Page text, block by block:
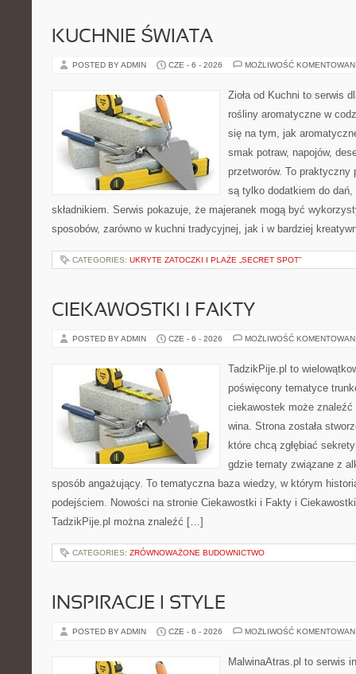
KUCHNIE ŚWIATA
POSTED BY ADMIN CZE - 6 - 2026 MOŻLIWOŚĆ
Zioła od Kuchni to serwis
rośliny aromatyczne w
się na tym, jak
smak potraw, napojów,
przetworów. To praktyczny
są tylko dodatkiem do
składnikiem. Serwis pokazuje, że majeranek mogą być
sposobów, zarówno w kuchni tradycyjnej, jak i w bardziej
CATEGORIES: UKRYTE ZATOCZKI I PLAŻE „SECRET SPOT”
CIEKAWOSTKI I FAKTY
POSTED BY ADMIN CZE - 6 - 2026 MOŻLIWOŚĆ
TadzikPije.pl to
poświęcony tematyce
ciekawostek może
wina. Strona została
które chcą zgłębiać
gdzie tematy związane z
sposób angażujący. To tematyczna baza wiedzy, w którym
podejściem. Nowości na stronie Ciekawostki i Fakty i
TadzikPije.pl można znaleźć […]
CATEGORIES: ZRÓWNOWAŻONE BUDOWNICTWO
INSPIRACJE I STYLE
POSTED BY ADMIN CZE - 6 - 2026 MOŻLIWOŚĆ
MalwinaAtras.pl to serwis